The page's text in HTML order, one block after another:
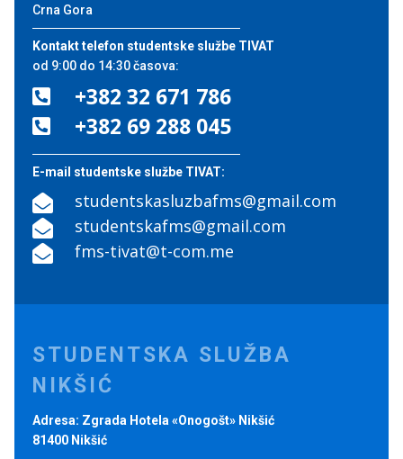
Crna Gora
Kontakt telefon studentske službe TIVAT
od 9:00 do 14:30 časova:
 +382 32 671 786
 +382 69 288 045
E-mail studentske službe TIVAT:
 studentskasluzbafms@gmail.com
 studentskafms@gmail.com
 fms-tivat@t-com.me
STUDENTSKA SLUŽBA
NIKŠIĆ
Adresa: Zgrada Hotela «Onogošt» Nikšić
81400 Nikšić